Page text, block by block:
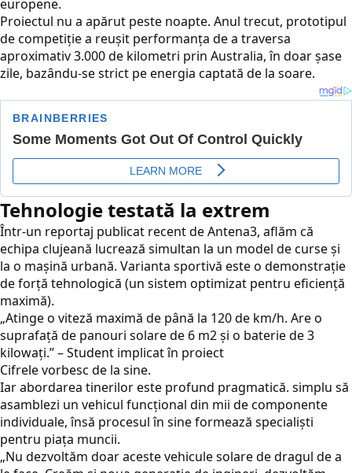
europene.
Proiectul nu a apărut peste noapte. Anul trecut, prototipul
de competiție a reușit performanța de a traversa
aproximativ 3.000 de kilometri prin Australia, în doar șase
zile, bazându-se strict pe energia captată de la soare.
Tehnologie testată la extrem
Într-un reportaj publicat recent deAntena3, aflăm că
echipa clujeană lucrează simultan la un model de curse și
la o mașină urbană. Varianta sportivă este o demonstrație
de forță tehnologică (un sistem optimizat pentru eficiență
maximă).
„Atinge o viteză maximă de până la 120 de km/h. Are o
suprafață de panouri solare de 6 m2 și o baterie de 3
kilowați.” – Student implicat în proiect
Cifrele vorbesc de la sine.
Iar abordarea tinerilor este profund pragmatică. simplu să
asamblezi un vehicul funcțional din mii de componente
individuale, însă procesul în sine formează specialiști
pentru piața muncii.
„Nu dezvoltăm doar aceste vehicule solare de dragul de a